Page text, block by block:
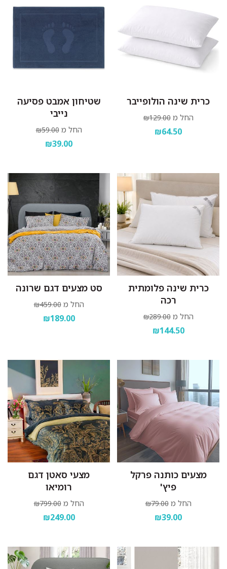
כרית שינה הולופייבר
החל מ ₪129.00
₪64.50
שטיחון אמבט פסיעה
נייבי
החל מ ₪59.00
₪39.00
כרית שינה פלומתית
רכה
החל מ ₪289.00
₪144.50
סט מצעים דגם שרונה
החל מ ₪459.00
₪189.00
מצעים כותנה פרקל
פיץ'
החל מ ₪79.00
₪39.00
מצעי סאטן דגם
רומיאו
החל מ ₪799.00
₪249.00